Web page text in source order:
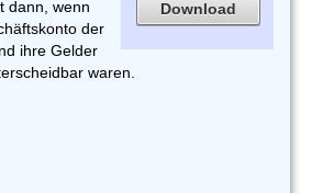
Download
dann, wenn
der
ihre Gelder
waren.